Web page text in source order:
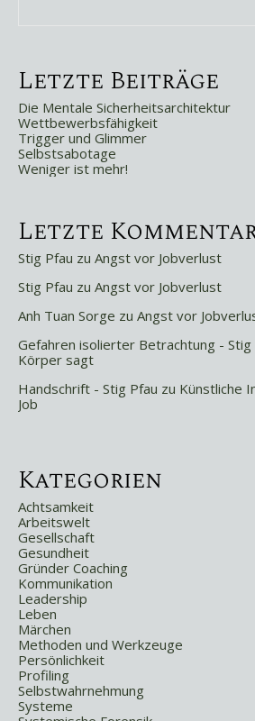
Letzte Beiträge
Die Mentale Sicherheitsarchitektur
Wettbewerbsfähigkeit
Trigger und Glimmer
Selbstsabotage
Weniger ist mehr!
Letzte
Stig Pfau zu Angst vor Jobverlust
Stig Pfau zu Angst vor Jobverlust
Anh Tuan Sorge zu Angst vor
Gefahren isolierter Betrachtung - Stig
Körper sagt
Handschrift - Stig Pfau zu Künstliche
Job
Kategorien
Achtsamkeit
Arbeitswelt
Gesellschaft
Gesundheit
Gründer Coaching
Kommunikation
Leadership
Leben
Märchen
Methoden und Werkzeuge
Persönlichkeit
Profiling
Selbstwahrnehmung
Systeme